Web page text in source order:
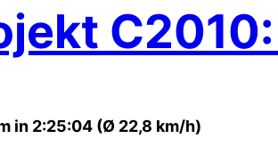
in 2:25:04 (Ø 22,8 km/h)